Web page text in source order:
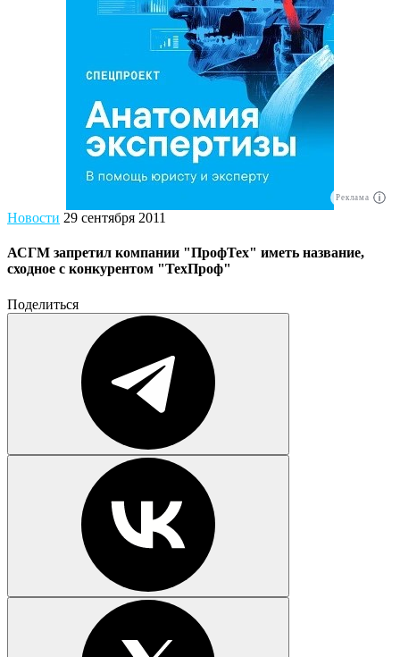
Реклама
Новости 29 сентября 2011
АСГМ запретил компании "ПрофТех" иметь название,
сходное с конкурентом "ТехПроф"
Поделиться